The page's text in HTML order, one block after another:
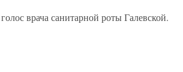
врача санитарной роты Галевской.